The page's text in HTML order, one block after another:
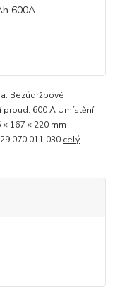
Bezúdržbové
proud: 600 A Umístění
167 × 220 mm
070 011 030 celý